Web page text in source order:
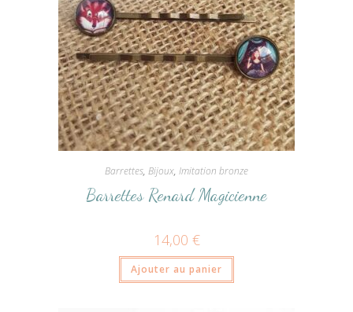
Barrettes, Bijoux, Imitation bronze
Barrettes Renard Magicienne
14,00 €
Ajouter au panier